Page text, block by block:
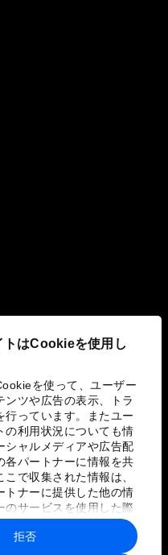
トはCookieを使用し
を使って、ユーザー
ンツや広告の表示、トラ
行っています。またユー
の利用状況についても情
シャルメディアや広告配
各パートナーに情報を共
で収集された情報は、
トナーに提供した他の情
のサービスを使用した際
と組み合わされ、各パー
されることがありま
拒否
ーと利用規約